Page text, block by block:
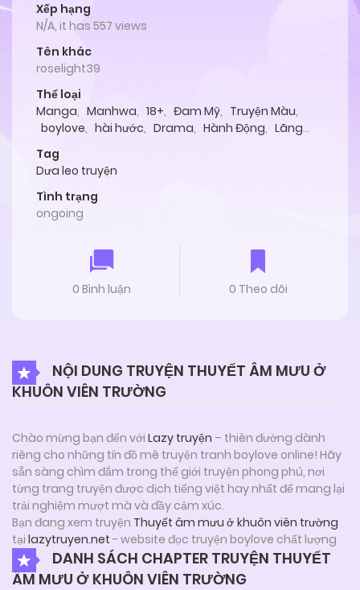
Xếp hạng
N/A, it has 557 views
Tên khác
roselight39
Thể loại
Manga, Manhwa, 18+, Đam Mỹ, Truyện Màu,
boylove, hài hước, Drama, Hành Động, Lãng
Tag
Dưa leo truyện
Tình trạng
ongoing
0 Bình luận 0 Theo dõi
NỘI DUNG TRUYỆN THUYẾT ÂM MƯU Ở
KHUÔN VIÊN TRƯỜNG
Chào mừng bạn đến với Lazy truyện – thiên đường dành
riêng cho những tín đồ mê truyện tranh boylove online! Hãy
sẵn sàng chìm đắm trong thế giới truyện phong phú, nơi
từng trang truyện được dịch tiếng việt hay nhất để mang lại
trải nghiệm mượt mà và đầy cảm xúc.
Bạn đang xem truyện Thuyết âm mưu ở khuôn viên trường
tại lazytruyen.net - website đọc truyện boylove chất lượng
DANH SÁCH CHAPTER TRUYỆN THUYẾT
ÂM MƯU Ở KHUÔN VIÊN TRƯỜNG